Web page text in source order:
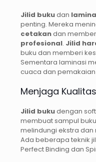
Jilid bukudan
penting. Mereka
cetakandan
profesional. Jilid
buku dan memberi
Sementara laminasi
cuaca dan
Menjaga
Jilid bukudengan
membuat sampul
melindungi ekstra
Ada beberapa teknik
Perfect Binding dan